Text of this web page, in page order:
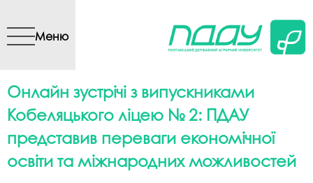
вмісту
Меню
Онлайн зустрічі з випускниками
Кобеляцького ліцею № 2: ПДАУ
представив переваги економічної
освіти та міжнародних можливостей